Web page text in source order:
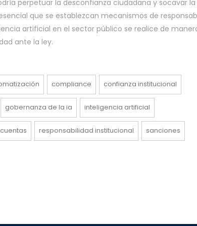
perpetuar la desconfianza ciudadana y socavar la
que se establezcan mecanismos de
artificial en el sector público se realice de
ante la ley.
compliance confianza institucional
gobernanza de la ia inteligencia artificial
responsabilidad institucional sanciones